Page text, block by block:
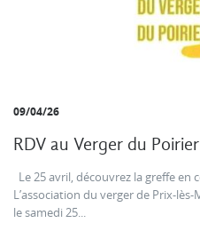
09/04/26
RDV au Verger du Poirier
Le 25 avril, découvrez la greffe
L’association du verger de Prix-
le samedi 25...